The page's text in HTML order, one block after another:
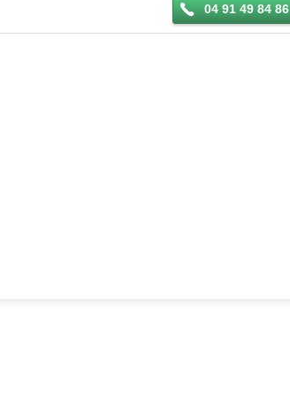
04 91 49 84 86